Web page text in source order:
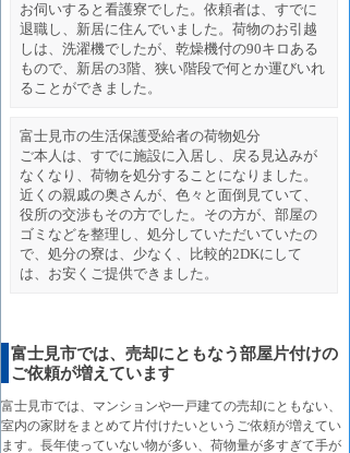
お伺いすると看護寮でした。依頼者は、すでに
退職し、新居に住んでいました。荷物のお引越
しは、洗濯機でしたが、乾燥機付の90キロある
もので、新居の3階、狭い階段で何とか運びいれ
ることができました。
富士見市の生活保護受給者の荷物処分
ご本人は、すでに施設に入居し、戻る見込みが
なくなり、荷物を処分することになりました。
近くの親戚の奥さんが、色々と面倒見ていて、
役所の交渉もその方でした。その方が、部屋の
ゴミなどを整理し、処分していただいていたの
で、処分の寮は、少なく、比較的2DKにして
は、お安くご提供できました。
富士見市では、売却にともなう部屋片付けの
ご依頼が増えています
富士見市では、マンションや一戸建ての売却にともない、
室内の家財をまとめて片付けたいというご依頼が増えてい
ます。長年使っていない物が多い、荷物量が多すぎて手が